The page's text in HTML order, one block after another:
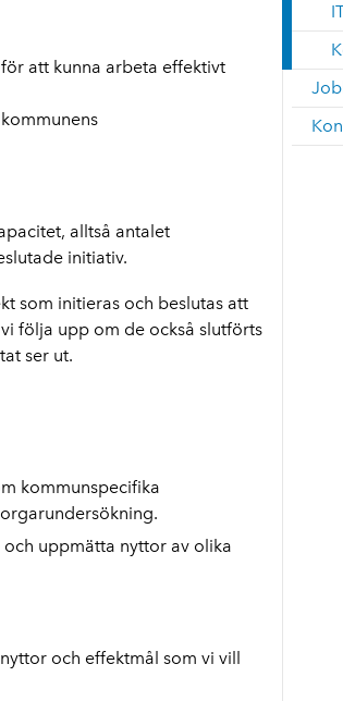
att kunna arbeta effektivt
alltså antalet
initiativ.
som initieras och beslutas att
följa upp om de också slutförts
ser ut.
kommunspecifika
uppmätta nyttor av olika
och effektmål som vi vill